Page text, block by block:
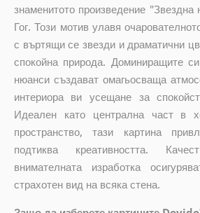
знаменитото произведение
Гог. Този мотив улавя
с въртящи се звезди и драматични
спокойна природа. Доминиращите
нюанси създават омагьосваща
интериора ви усещане за
Идеален като централна част в
пространство, тази картина
подтиква креативността.
внимателната изработка
страхотен вид на всяка стена.